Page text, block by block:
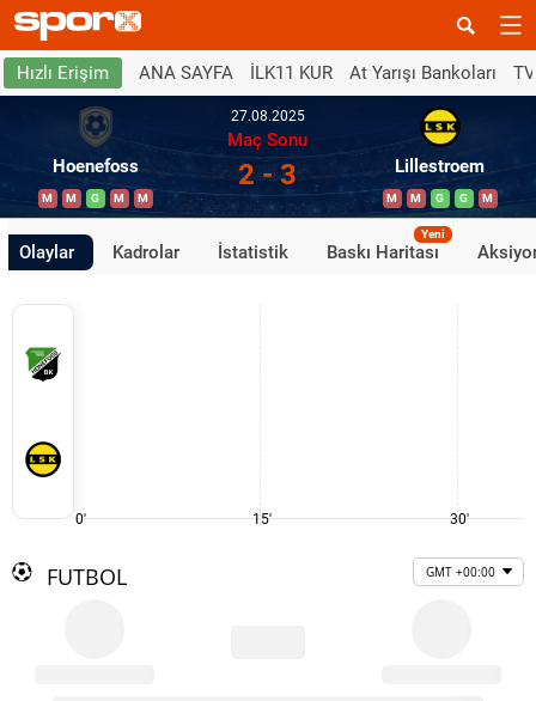
Hızlı Erişim ANA SAYFA İLK11 KUR At Yarışı Bankoları
Hoenefoss
M M G M M
27.08.2025
Maç Sonu
2 - 3 Lillestroem
M M G G M
Olaylar Kadrolar İstatistik Baskı Haritası
Yeni
0' 15' 30'
FUTBOL GMT +00:00